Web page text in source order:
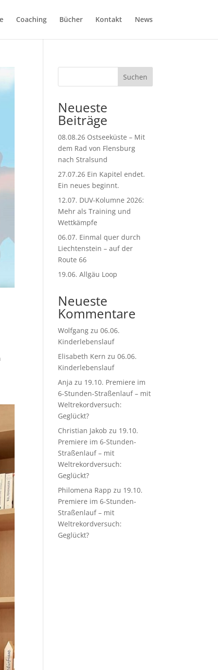
Coaching Bücher Kontakt News
Suchen
Neueste
Beiträge
08.08.26 Ostseeküste – Mit
dem Rad von Flensburg
nach Stralsund
27.07.26 Ein Kapitel endet.
Ein neues beginnt.
12.07. DUV-Kolumne 2026:
Mehr als Training und
Wettkämpfe
06.07. Einmal quer durch
Liechtenstein – auf der
Route 66
19.06. Allgäu Loop
Neueste
Kommentare
Wolfgang zu06.06.
Kinderlebenslauf
Elisabeth Kern zu06.06.
Kinderlebenslauf
Anja zu 19.10. Premiere im
6-Stunden-Straßenlauf – mit
Weltrekordversuch:
Geglückt?
Christian Jakob zu 19.10.
Premiere im 6-Stunden-
Straßenlauf – mit
Weltrekordversuch:
Geglückt?
Philomena Rapp zu 19.10.
Premiere im 6-Stunden-
Straßenlauf – mit
Weltrekordversuch:
Geglückt?